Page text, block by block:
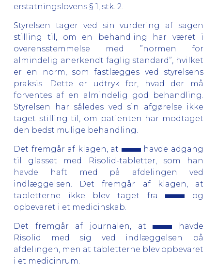
erstatningslovens § 1, stk. 2.
Styrelsen tager ved sin vurdering af sagen
stilling til, om en behandling har været i
overensstemmelse med ”normen for
almindelig anerkendt faglig standard”, hvilket
er en norm, som fastlægges ved styrelsens
praksis. Dette er udtryk for, hvad der må
forventes af en almindelig god behandling.
Styrelsen har således ved sin afgørelse ikke
taget stilling til, om patienten har modtaget
den bedst mulige behandling.
Det fremgår af klagen, at
havde adgang
til glasset med Risolid-tabletter, som han
havde haft med på afdelingen ved
indlæggelsen. Det fremgår af klagen, at
tabletterne ikke blev taget fra
og
opbevaret i et medicinskab.
Det fremgår af journalen, at
havde
Risolid med sig ved indlæggelsen på
afdelingen, men at tabletterne blev opbevaret
i et medicinrum.